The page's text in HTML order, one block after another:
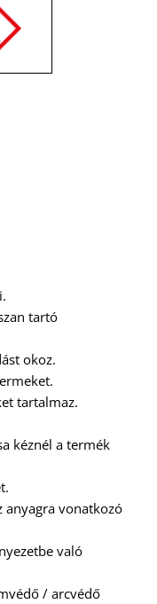
tartó
okoz.
tartalmaz.
kéznél a termék
anyagra vonatkozó
való
/ arcvédő